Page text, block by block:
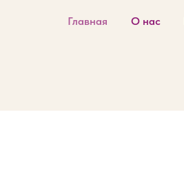
Главная О нас